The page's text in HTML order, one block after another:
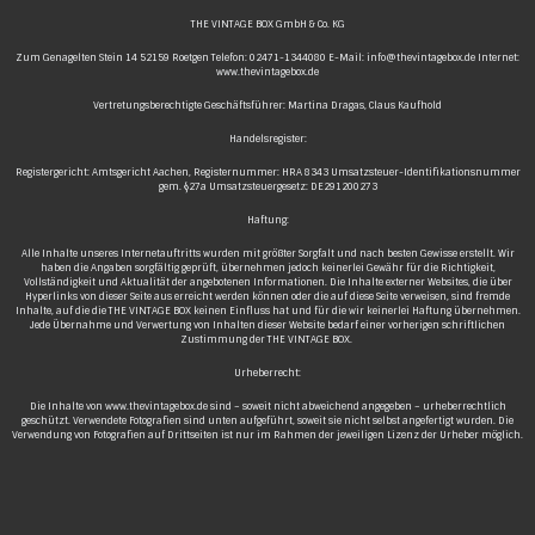
THE VINTAGE BOX GmbH & Co. KG
Zum Genagelten Stein 14 52159 Roetgen Telefon: 02471-1344080 E-Mail: info@thevintagebox.de Internet:
www.thevintagebox.de
Vertretungsberechtigte Geschäftsführer: Martina Dragas, Claus Kaufhold
Handelsregister:
Registergericht: Amtsgericht Aachen, Registernummer: HRA 8343 Umsatzsteuer-Identifikationsnummer
gem. §27a Umsatzsteuergesetz: DE291200273
Haftung:
Alle Inhalte unseres Internetauftritts wurden mit größter Sorgfalt und nach besten Gewisse erstellt. Wir
haben die Angaben sorgfältig geprüft, übernehmen jedoch keinerlei Gewähr für die Richtigkeit,
Vollständigkeit und Aktualität der angebotenen Informationen. Die Inhalte externer Websites, die über
Hyperlinks von dieser Seite aus erreicht werden können oder die auf diese Seite verweisen, sind fremde
Inhalte, auf die die THE VINTAGE BOX keinen Einfluss hat und für die wir keinerlei Haftung übernehmen.
Jede Übernahme und Verwertung von Inhalten dieser Website bedarf einer vorherigen schriftlichen
Zustimmung der THE VINTAGE BOX.
Urheberrecht:
Die Inhalte von www.thevintagebox.de sind – soweit nicht abweichend angegeben – urheberrechtlich
geschützt. Verwendete Fotografien sind unten aufgeführt, soweit sie nicht selbst angefertigt wurden. Die
Verwendung von Fotografien auf Drittseiten ist nur im Rahmen der jeweiligen Lizenz der Urheber möglich.